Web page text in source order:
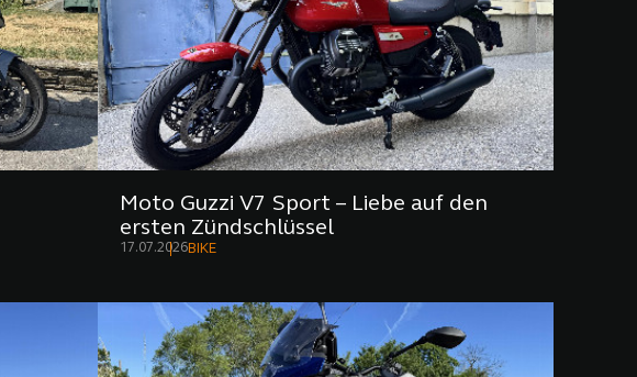
Moto Guzzi V7 Sport – Liebe auf den
ersten Zündschlüssel
17.07.2026BIKE